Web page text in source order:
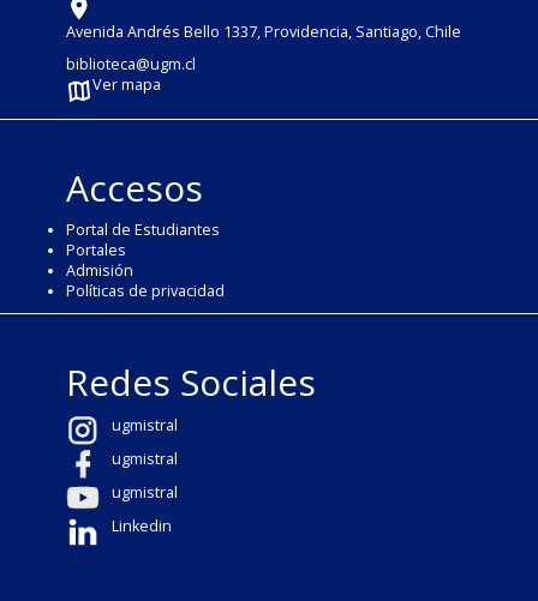
Avenida Andrés Bello 1337, Providencia, Santiago, Chile
biblioteca@ugm.cl
Ver mapa
Accesos
Portal de Estudiantes
Portales
Admisión
Políticas de privacidad
Redes Sociales
ugmistral
ugmistral
ugmistral
Linkedin